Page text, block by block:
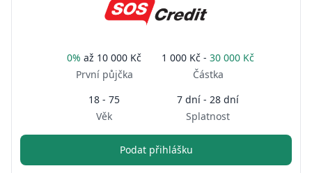
0% až 10 000 Kč
První půjčka
1 000 Kč - 30 000 Kč
Částka
18 - 75
Věk
7 dní - 28 dní
Splatnost
Podat přihlášku